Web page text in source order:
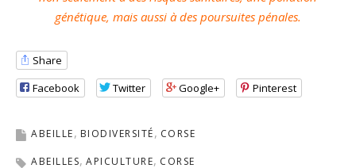
génétique, mais aussi à des poursuites pénales.
Share
Facebook
Twitter Google+ Pinterest
ABEILLE BIODIVERSITÉ CORSE
ABEILLES APICULTURE CORSE